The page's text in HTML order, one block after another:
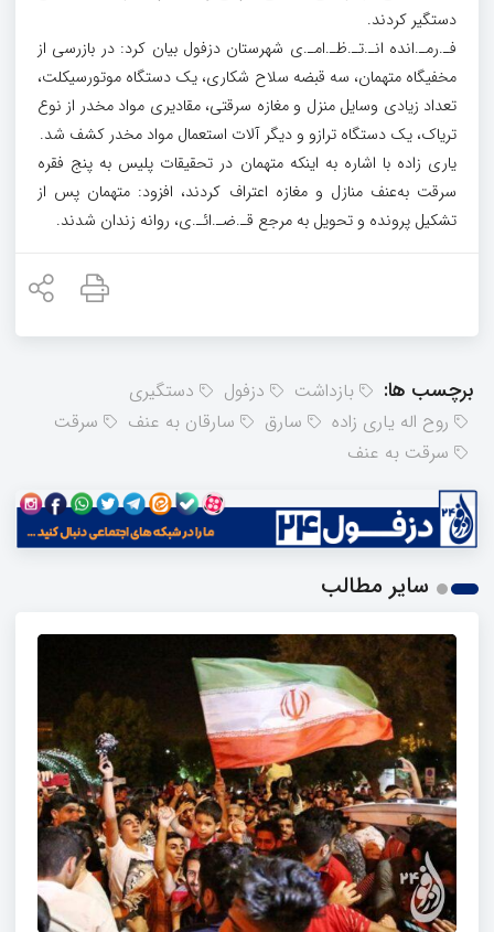
دستگیر کردند.
فـ.رمـ.انده انـ.تـ.ظـ.امـ.ی شهرستان دزفول بیان کرد: در بازرسی از
مخفیگاه متهمان، سه قبضه سلاح شکاری، یک دستگاه موتورسیکلت،
تعداد زیادی وسایل منزل و مغازه سرقتی، مقادیری مواد مخدر از نوع
تریاک، یک دستگاه ترازو و دیگر آلات استعمال مواد مخدر کشف شد.
یاری زاده با اشاره به اینکه متهمان در تحقیقات پلیس به پنج فقره
سرقت به‌عنف منازل و مغازه اعتراف کردند، افزود: متهمان پس از
تشکیل پرونده و تحویل به مرجع قـ.ضـ.ائـ.ی، روانه زندان شدند.
برچسب ها: بازداشت دزفول
دستگیری
روح اله یاری زاده
سارق سارقان به عنف
سرقت
سرقت به عنف
سایر مطالب